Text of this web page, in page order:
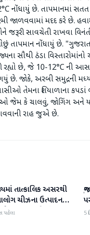
નોંધાયું છે. તાપમાનમાં
જાળવવામાં મદદ કરે છે.
જરૂરી સાવચેતી રાખવા
તાપમાન નોંધાયું છે.
સૌથી ઠંડા
રહ્યો છે, જે 10-12°C ની
જોકે, અરબી સમુદ્રની મધ્યમ
તેમના શિયાળાના
જેમ કે ચાલવું, જોગિંગ અને
રાહ જુએ છે.
તાત્કાલિક અસરથી
ચીઝના ઉત્પાદન
પર પ્રતિબંધ.
પહેલા 5